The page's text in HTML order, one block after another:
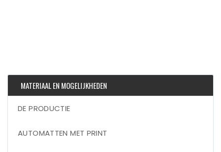
MATERIAAL EN MOGELIJKHEDEN
DE PRODUCTIE
AUTOMATTEN MET PRINT